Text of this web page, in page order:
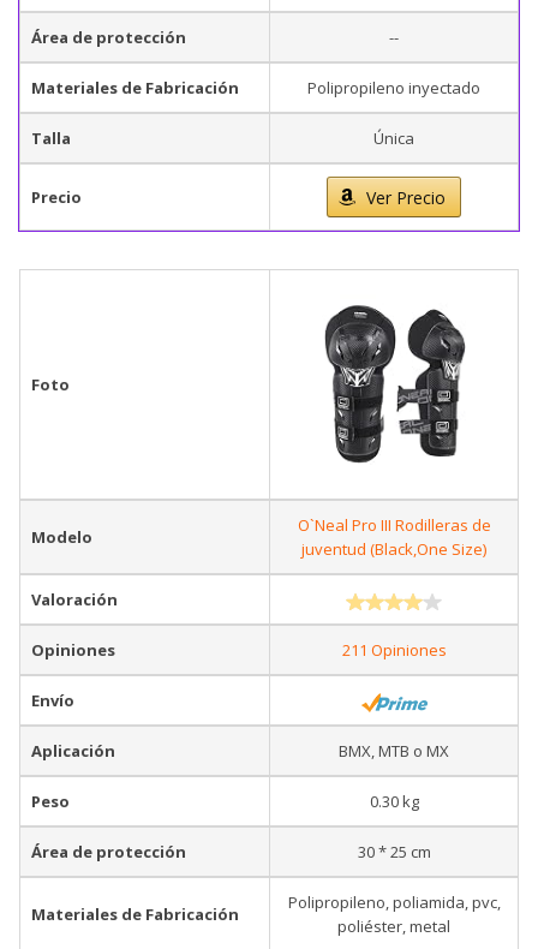
Área de protección --
Materiales de Fabricación Polipropileno inyectado
Talla Única
Precio Ver Precio
Foto
Modelo
O`Neal Pro III Rodilleras de
juventud (Black,One Size)
Valoración
Opiniones 211 Opiniones
Envío
Aplicación BMX, MTB o MX
Peso 0.30 kg
Área de protección 30 * 25 cm
Materiales de Fabricación
Polipropileno, poliamida, pvc,
poliéster, metal